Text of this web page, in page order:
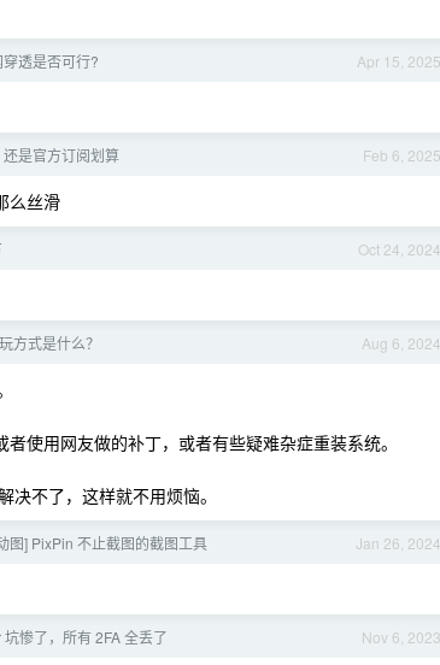
Apr 15, 2025
透是否可行?
Feb 6, 2025
是官方订阅划算
么丝滑
Oct 24, 2024
Aug 6, 2024
方式是什么？
使用网友做的补丁，或者有些疑难杂症重装系统。
不了，这样就不用烦恼。
Jan 26, 2024
图] PixPin 不止截图的截图工具
Nov 6, 2023
惨了，所有 2FA 全丢了